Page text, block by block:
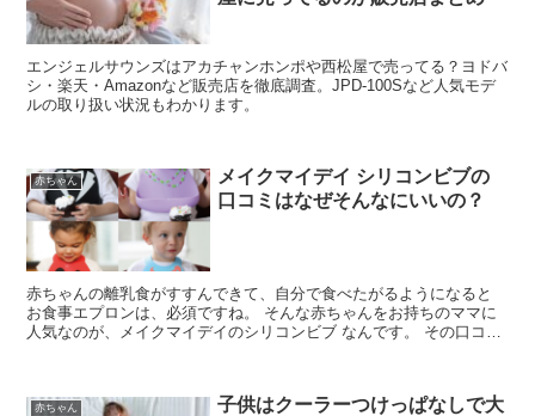
エンジェルサウンズはアカチャンホンポや西松屋で売ってる？ヨドバ
シ・楽天・Amazonなど販売店を徹底調査。JPD-100Sなど人気モデ
ルの取り扱い状況もわかります。
赤ちゃん
メイクマイデイ シリコンビブの
口コミはなぜそんなにいいの？
赤ちゃんの離乳食がすすんできて、自分で食べたがるようになると
お食事エプロンは、必須ですね。 そんな赤ちゃんをお持ちのママに
人気なのが、メイクマイデイのシリコンビブ なんです。 その口コミ
赤ちゃん
子供はクーラーつけっぱなしで大